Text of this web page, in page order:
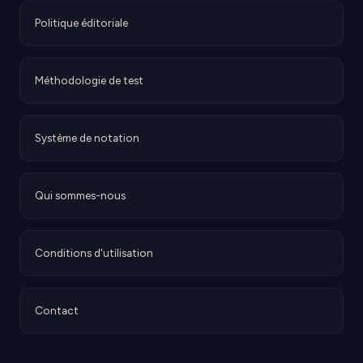
Politique éditoriale
Méthodologie de test
Système de notation
Qui sommes-nous
Conditions d'utilisation
Contact